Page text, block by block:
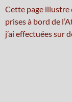
Cette page illustre
prises à bord de
j’ai effectuées sur